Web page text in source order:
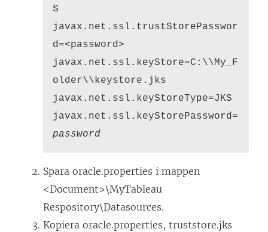
S
javax.net.ssl.trustStorePasswor
d=<password>
javax.net.ssl.keyStore=C:\\My_F
older\\keystore.jks
javax.net.ssl.keyStoreType=JKS
javax.net.ssl.keyStorePassword=
password
Spara oracle.properties i mappen
<Document>\MyTableau
Respository\Datasources.
Kopiera oracle.properties, truststore.jks